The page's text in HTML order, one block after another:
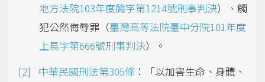
地方法院103年度簡字第1214號刑事判決）、觸
犯公然侮辱罪（臺灣高等法院臺中分院101年度
上易字第666號刑事判決）。
中華民國刑法第305條 ：「以加害生命、身體、